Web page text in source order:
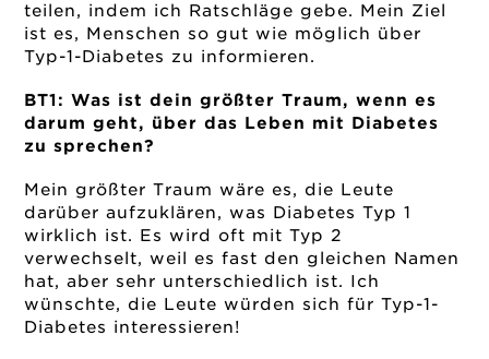
teilen, indem ich Ratschläge gebe. Mein Ziel
ist es, Menschen so gut wie möglich über
Typ-1-Diabetes zu informieren.
BT1: Was ist dein größter Traum, wenn es
darum geht, über das Leben mit Diabetes
zu sprechen?
Mein größter Traum wäre es, die Leute
darüber aufzuklären, was Diabetes Typ 1
wirklich ist. Es wird oft mit Typ 2
verwechselt, weil es fast den gleichen Namen
hat, aber sehr unterschiedlich ist. Ich
wünschte, die Leute würden sich für Typ-1-
Diabetes interessieren!